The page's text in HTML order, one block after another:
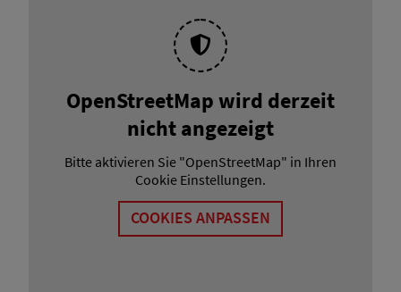
OpenStreetMap wird derzeit
nicht angezeigt
Bitte aktivieren Sie "OpenStreetMap" in Ihren
Cookie Einstellungen.
COOKIES ANPASSEN